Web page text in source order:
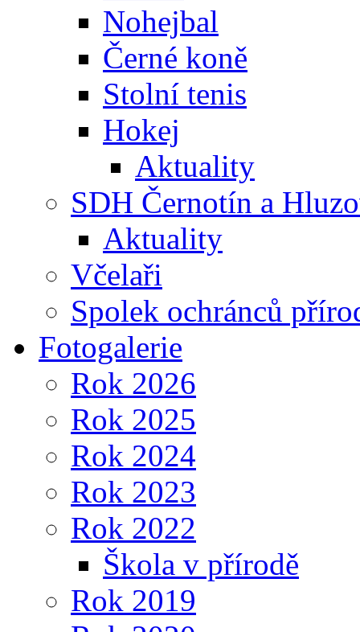
Nohejbal
Černé koně
Stolní tenis
Hokej
Aktuality
SDH Černotín a
Aktuality
Včelaři
Spolek ochránců
Fotogalerie
Rok 2026
Rok 2025
Rok 2024
Rok 2023
Rok 2022
Škola v přírodě
Rok 2019